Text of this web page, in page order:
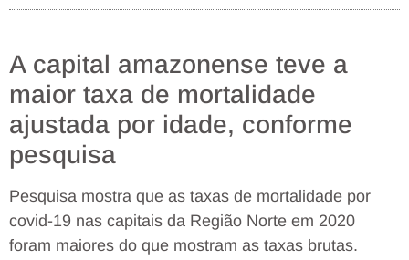
A capital amazonense teve a
maior taxa de mortalidade
ajustada por idade, conforme
pesquisa
Pesquisa mostra que as taxas de mortalidade por
covid-19 nas capitais da Região Norte em 2020
foram maiores do que mostram as taxas brutas.